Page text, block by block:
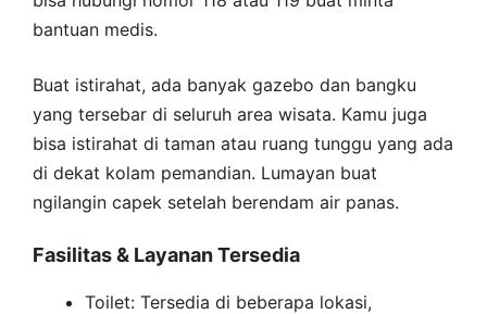
bantuan medis.
Buat istirahat, ada banyak gazebo dan bangku
yang tersebar di seluruh area wisata. Kamu juga
bisa istirahat di taman atau ruang tunggu yang ada
di dekat kolam pemandian. Lumayan buat
ngilangin capek setelah berendam air panas.
Fasilitas & Layanan Tersedia
Toilet: Tersedia di beberapa lokasi,